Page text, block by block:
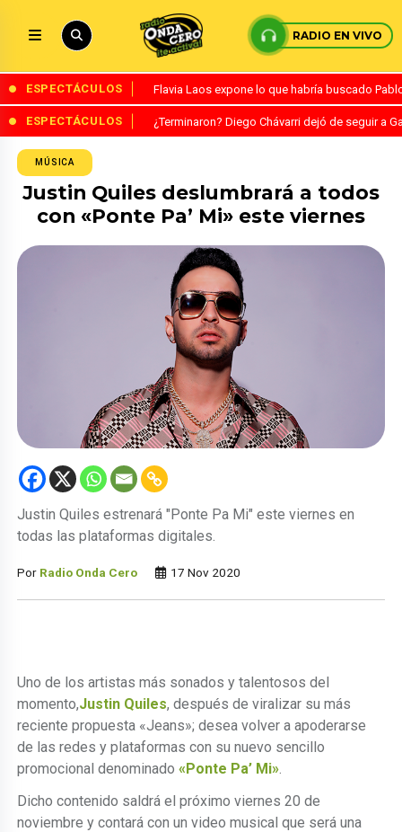
RADIO EN VIVO
ESPECTÁCULOS Flavia Laos expone lo que habría buscado
ESPECTÁCULOS ¿Terminaron? Diego Chávarri dejó de seguir a
MÚSICA
Justin Quiles deslumbrará a todos
con «Ponte Pa’ Mi» este viernes
Justin Quiles estrenará "Ponte Pa Mi" este viernes en
todas las plataformas digitales.
Por Radio Onda Cero 17 Nov 2020
Uno de los artistas más sonados y talentosos del
momento,Justin Quiles, después de viralizar su más
reciente propuesta «Jeans»; desea volver a apoderarse
de las redes y plataformas con su nuevo sencillo
promocional denominado«Ponte Pa’ Mi»
Dicho contenido saldrá el próximo viernes 20 de
noviembre y contará con un video musical que será una